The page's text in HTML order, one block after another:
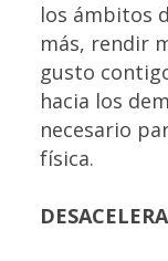
los ámbitos
más, rendir
gusto
hacia los
necesario
física.